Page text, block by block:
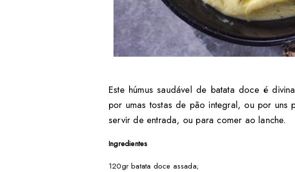
Este húmus saudável de batata doce é
por umas tostas de pão integral, ou por
servir de entrada, ou para comer ao lanche.
Ingredientes
120gr batata doce assada;